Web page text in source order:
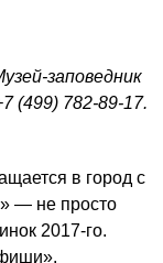
заповедник
(499) 782-89-17.
в город с
— не просто
2017-го.